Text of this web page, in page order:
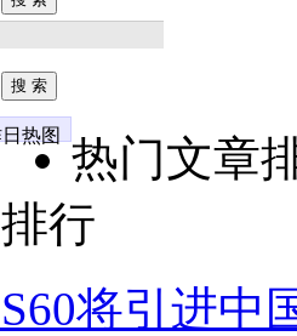
热图
热门文章
行
将引进中